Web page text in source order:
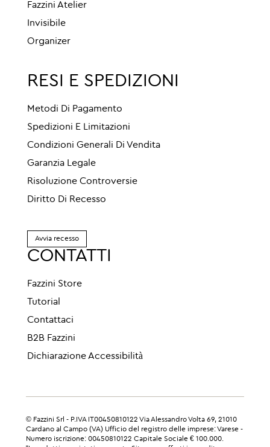
Fazzini Atelier
Invisibile
Organizer
RESI E SPEDIZIONI
Metodi Di Pagamento
Spedizioni E Limitazioni
Condizioni Generali Di Vendita
Garanzia Legale
Risoluzione Controversie
Diritto Di Recesso
Avvia recesso
CONTATTI
Fazzini Store
Tutorial
Contattaci
B2B Fazzini
Dichiarazione Accessibilità
© Fazzini Srl - P.IVA IT00450810122 Via Alessandro Volta 69, 21010
Cardano al Campo (VA) Ufficio del registro delle imprese: Varese -
Numero iscrizione: 00450810122 Capitale Sociale € 100.000.